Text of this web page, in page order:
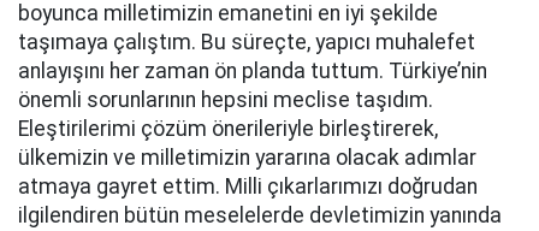
boyunca milletimizin emanetini en iyi şekilde
taşımaya çalıştım. Bu süreçte, yapıcı muhalefet
anlayışını her zaman ön planda tuttum. Türkiye’nin
önemli sorunlarının hepsini meclise taşıdım.
Eleştirilerimi çözüm önerileriyle birleştirerek,
ülkemizin ve milletimizin yararına olacak adımlar
atmaya gayret ettim. Milli çıkarlarımızı doğrudan
ilgilendiren bütün meselelerde devletimizin yanında